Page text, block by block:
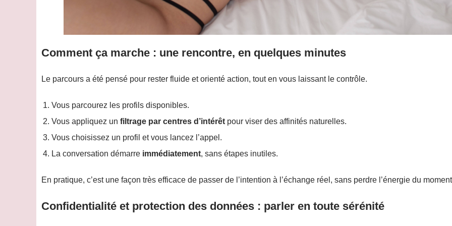
Comment ça marche : une rencontre, en quelques minutes
Le parcours a été pensé pour rester fluide et orienté action, tout en vous laissant le contrôle.
Vous parcourez les profils disponibles.
Vous appliquez un filtrage par centres d’intérêt pour viser des affinités naturelles.
Vous choisissez un profil et vous lancez l’appel.
La conversation démarre immédiatement, sans étapes inutiles.
En pratique, c’est une façon très efficace de passer de l’intention à l’échange réel, sans perdre l’énergie du
Confidentialité et protection des données : parler en toute sérénité